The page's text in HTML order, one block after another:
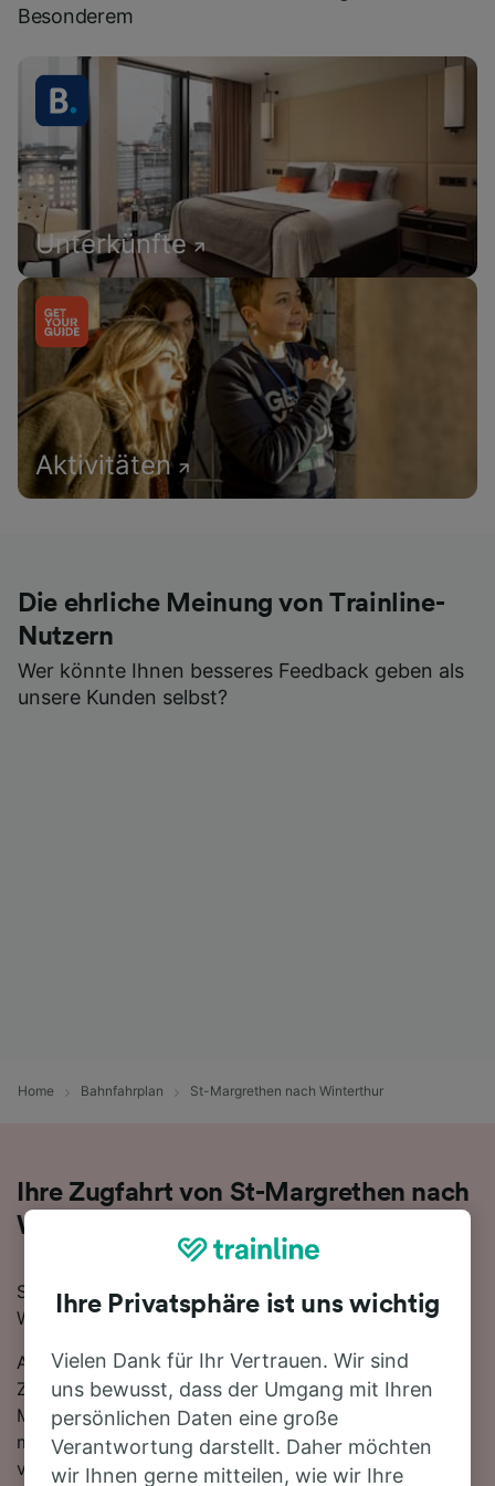
Besonderem
Unterkünfte
Aktivitäten
Die ehrliche Meinung von Trainline-
Nutzern
Wer könnte Ihnen besseres Feedback geben als
unsere Kunden selbst?
Home Bahnfahrplan St-Margrethen nach Winterthur
Ihre Zugfahrt von St-Margrethen nach
Winterthur
Sie planen eine Zugfahrt von St-Margrethen nach
Winterthur? Starten Sie jetzt Ihre Suche!
Auf der 69 km langen Strecke fahren in der Regel 71
Züge, die schnellste Reisezeit beträgt dabei 51
Minuten. Einfach zurücklehnen und stressfrei reisen -
mit den direkten Verbindungen, die auf dieser Route
verfügbar sind, ist kein Umstieg nötig. Nutzen Sie
Ihre Privatsphäre ist uns wichtig
Vielen Dank für Ihr Vertrauen. Wir sind
uns bewusst, dass der Umgang mit Ihren
persönlichen Daten eine große
Verantwortung darstellt. Daher möchten
wir Ihnen gerne mitteilen, wie wir Ihre